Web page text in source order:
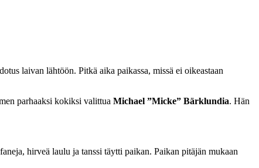
laivan lähtöön. Pitkä aika paikassa, missä ei oikeastaan
parhaaksi kokiksi valittua Michael ”Micke” Bärklundia. Hän
hirveä laulu ja tanssi täytti paikan. Paikan pitäjän mukaan